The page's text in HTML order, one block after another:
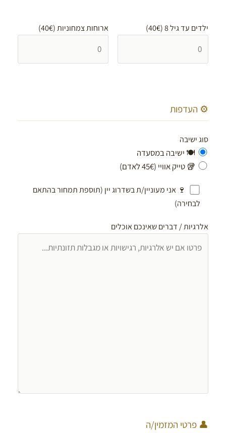
ילדים עד גיל 8 (40€) ארוחות צמחוניות (40€)
⚙️ העדפות
סוג ישיבה
🍽️ ישיבה במסעדה
🥡 טייק אוויי (45€ לאדם)
🍷 אני מעוניין/ת בשדרוג יין (תוספת תמחור בהתאם
לבחירה)
אלרגיות / דברים שאינכם אוכלים
👤 פרטי המזמין/ה